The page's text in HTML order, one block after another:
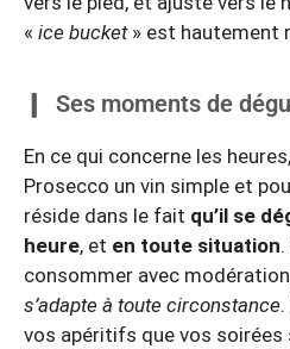
« ice bucket» est hautement
Ses moments de
En ce qui concerne les
Prosecco un vin simple et
réside dans le fait qu’il se
heure, et en toute situation
consommer avec
s’adapte à toute circonstance
vos apéritifs que vos soirées